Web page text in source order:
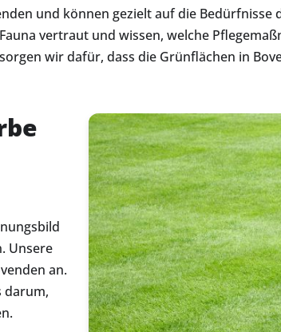
und können gezielt auf die Bedürfnisse
vertraut und wissen, welche
wir dafür, dass die Grünflächen in
Unsere
an.
darum,